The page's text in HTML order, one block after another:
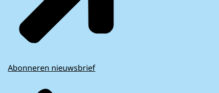
Abonneren nieuwsbrief